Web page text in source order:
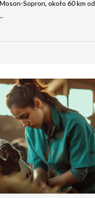
Sopron, około 60 km od